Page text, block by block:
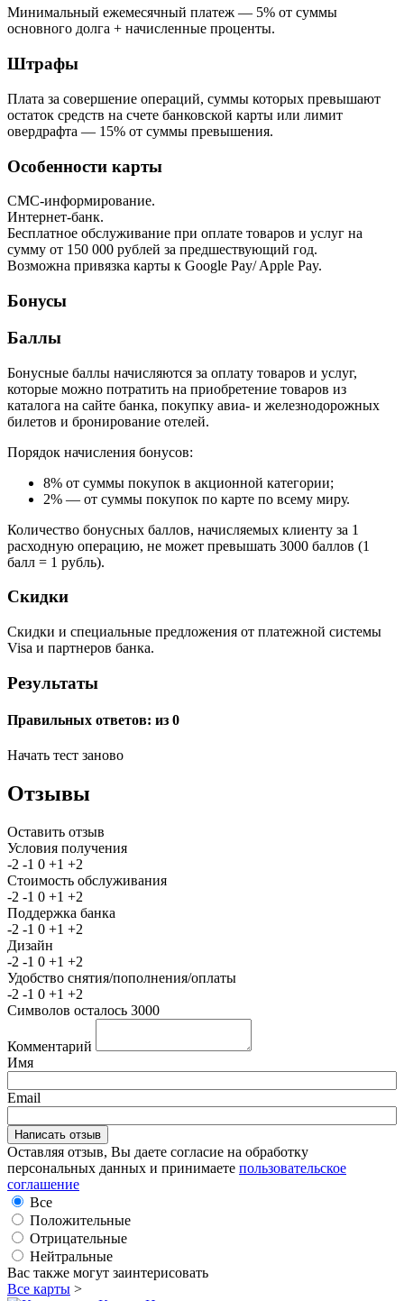
Минимальный ежемесячный платеж — 5% от суммы
основного долга + начисленные проценты.
Штрафы
Плата за совершение операций, суммы которых превышают
остаток средств на счете банковской карты или лимит
овердрафта — 15% от суммы превышения.
Особенности карты
СМС-информирование.
Интернет-банк.
Бесплатное обслуживание при оплате товаров и услуг на
сумму от 150 000 рублей за предшествующий год.
Возможна привязка карты к Google Pay/ Apple Pay.
Бонусы
Баллы
Бонусные баллы начисляются за оплату товаров и услуг,
которые можно потратить на приобретение товаров из
каталога на сайте банка, покупку авиа- и железнодорожных
билетов и бронирование отелей.
Порядок начисления бонусов:
8% от суммы покупок в акционной категории;
2% — от суммы покупок по карте по всему миру.
Количество бонусных баллов, начисляемых клиенту за 1
расходную операцию, не может превышать 3000 баллов (1
балл = 1 рубль).
Скидки
Скидки и специальные предложения от платежной системы
Visa и партнеров банка.
Результаты
Правильных ответов: из 0
Начать тест заново
Отзывы
Оставить отзыв
Условия получения
-2 -1 0 +1 +2
Стоимость обслуживания
-2 -1 0 +1 +2
Поддержка банка
-2 -1 0 +1 +2
Дизайн
-2 -1 0 +1 +2
Удобство снятия/пополнения/оплаты
-2 -1 0 +1 +2
Символов осталось 3000
Комментарий
Имя
Email
Оставляя отзыв, Вы даете согласие на обработку
персональных данных и принимаете пользовательское
соглашение
Все
Положительные
Отрицательные
Нейтральные
Вас также могут заинтерисовать
Все карты >